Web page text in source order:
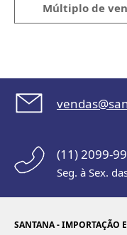
Múltiplo de
(11) 2099-
Seg. à Sex.
SANTANA - IMPORTAÇÃO